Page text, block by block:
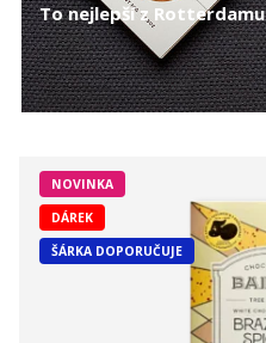
To nejlepší z Rotterdamu
NOVINKA
DÁREK
ŠÁRKA DOPORUČUJE